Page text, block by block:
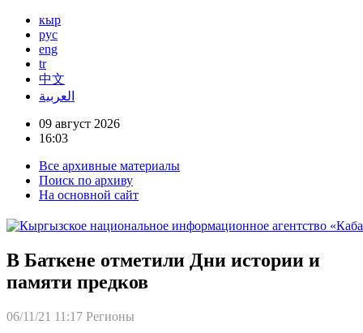
кыр
рус
eng
tr
中文
العربية
09 август 2026
16:03
Все архивные материалы
Поиск по архиву
На основной сайт
В Баткене отметили Дни истории и
памяти предков
06/11/21 11:17 Регионы